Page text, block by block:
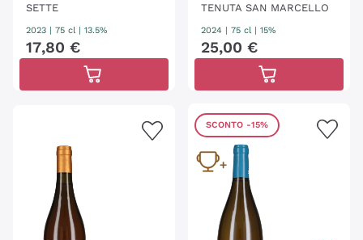
SETTE
2023 75 cl | 13.5%
17,80 €
TENUTA SAN MARCELLO
2024 75 cl | 15%
25,00 €
SCONTO -15%